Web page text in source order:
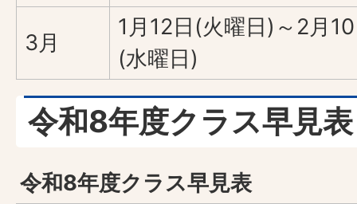
3月
1月12日(火曜日)～2月
(水曜日)
令和8年度クラス早見表
令和8年度クラス早見表